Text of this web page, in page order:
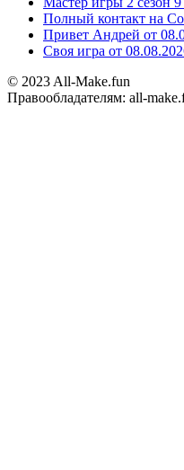
Полный контакт на
Привет Андрей от
Своя игра от
© 2023 All-Make.fun
Правообладателям: all-